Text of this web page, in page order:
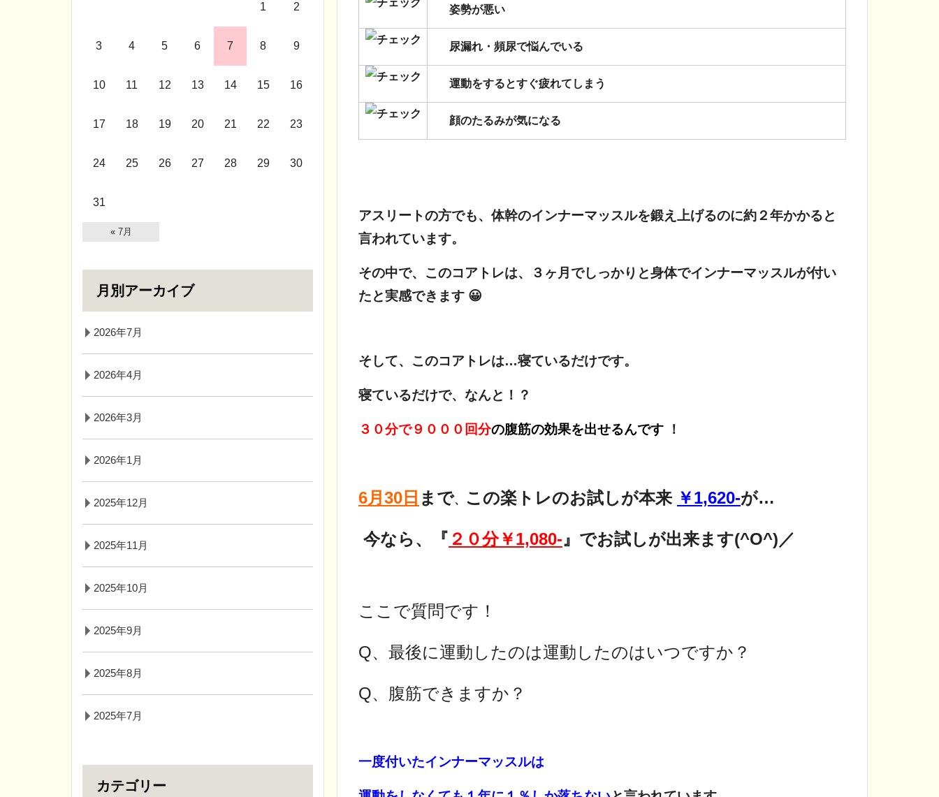
姿勢が悪い
尿漏れ・頻尿で悩んでいる
運動をするとすぐ疲れてしまう
顔のたるみが気になる
アスリートの方でも、体幹のインナーマッスルを鍛え上げるのに約２年かかると
言われています。
その中で、このコアトレは、３ヶ月でしっかりと身体でインナーマッスルが付い
たと実感できます 😀
そして、このコアトレは…寝ているだけです。
寝ているだけで、なんと！？
３０分で９０００回分の腹筋の効果を出せるんです ！
6月30日 まで、 この楽トレのお試しが本来 ￥1,620-が…
今なら、『 ２０分￥1,080-』でお試しが出来ます(^O^)／
ここで質問です！
Q、最後に運動したのは運動したのはいつですか？
Q、腹筋できますか？
一度付いたインナーマッスルは
1 2
3 4 5 6 7 8 9
10 11 12 13 14 15 16
17 18 19 20 21 22 23
24 25 26 27 28 29 30
31
« 7月
月別アーカイブ
2026年7月
2026年4月
2026年3月
2026年1月
2025年12月
2025年11月
2025年10月
2025年9月
2025年8月
2025年7月
カテゴリー